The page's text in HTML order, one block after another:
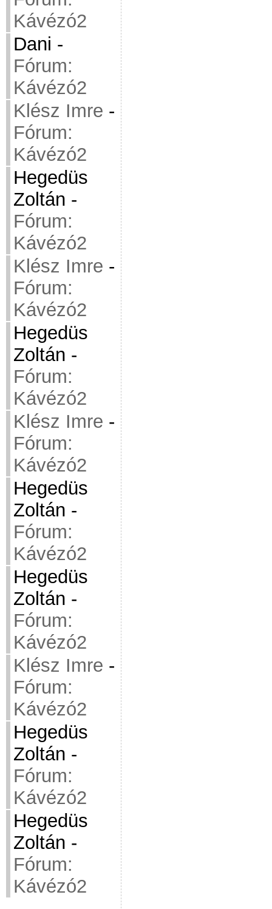
Kávézó2
Dani -
Fórum:
Kávézó2
Klész Imre -
Fórum:
Kávézó2
Hegedüs
Zoltán -
Fórum:
Kávézó2
Klész Imre -
Fórum:
Kávézó2
Hegedüs
Zoltán -
Fórum:
Kávézó2
Klész Imre -
Fórum:
Kávézó2
Hegedüs
Zoltán -
Fórum:
Kávézó2
Hegedüs
Zoltán -
Fórum:
Kávézó2
Klész Imre -
Fórum:
Kávézó2
Hegedüs
Zoltán -
Fórum:
Kávézó2
Hegedüs
Zoltán -
Fórum:
Kávézó2